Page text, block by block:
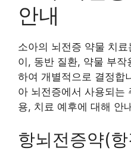
안내
소아의 뇌전증 약물 치
이, 동반 질환, 약물 부작
하여 개별적으로 결정합
아 뇌전증에서 사용되는
용, 치료 예후에 대해 안
항뇌전증약(